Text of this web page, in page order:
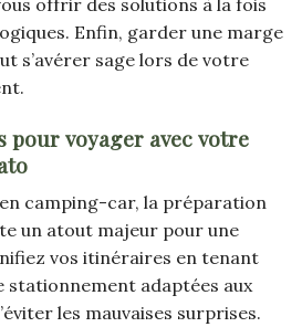
offrir des solutions à la fois
Enfin, garder une marge
s’avérer sage lors de votre
pour voyager avec votre
camping-car, la préparation
un atout majeur pour une
vos itinéraires en tenant
stationnement adaptées aux
les mauvaises surprises.